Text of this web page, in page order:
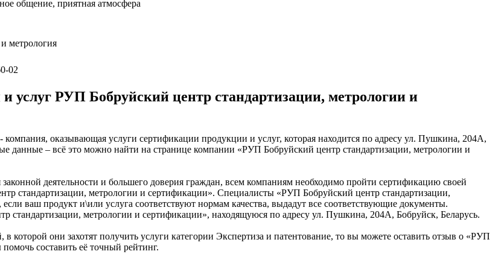
общение, приятная атмосфера
метрология
02
РУП Бобруйский центр стандартизации, метрологии и
оказывающая услуги сертификации продукции и услуг, которая находится по адресу ул. Пушкина, 204А,
данные – всё это можно найти на странице компании «РУП Бобруйский центр стандартизации, метрологии и
деятельности и большего доверия граждан, всем компаниям необходимо пройти сертификацию своей
стандартизации, метрологии и сертификации». Специалисты «РУП Бобруйский центр стандартизации,
ваш продукт и\или услуга соответствуют нормам качества, выдадут все соответствующие документы.
стандартизации, метрологии и сертификации», находящуюся по адресу ул. Пушкина, 204А, Бобруйск, Беларусь.
которой они захотят получить услуги категории Экспертиза и патентование, то вы можете оставить отзыв о «РУП
составить её точный рейтинг.